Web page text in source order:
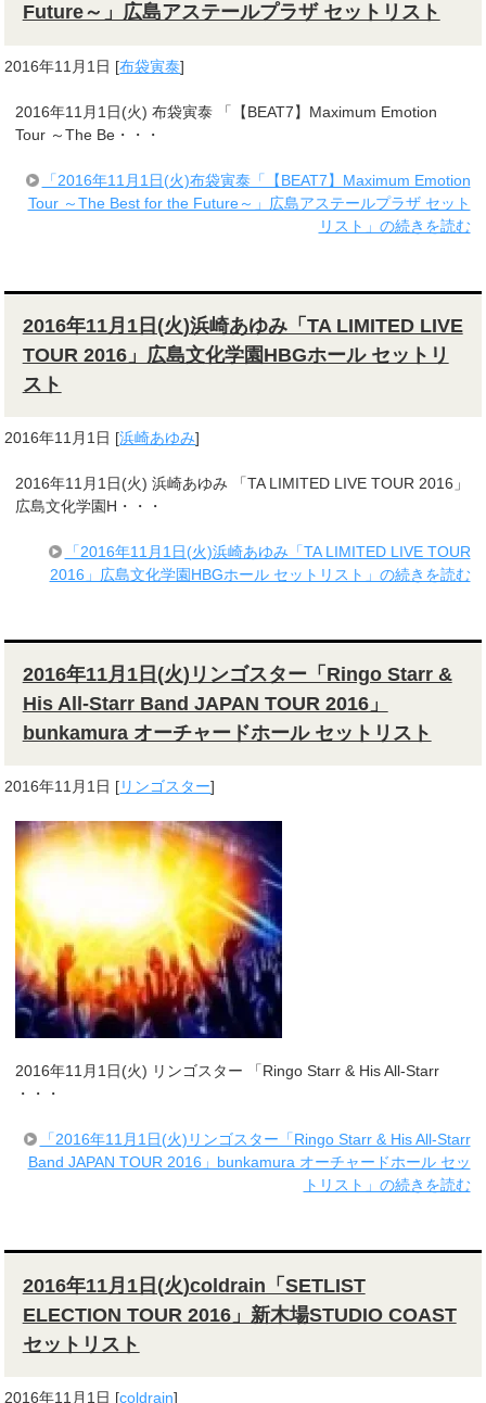
Future～」広島アステールプラザ セットリスト
2016年11月1日 [布袋寅泰]
2016年11月1日(火) 布袋寅泰 「【BEAT7】Maximum Emotion
Tour ～The Be・・・
「2016年11月1日(火)布袋寅泰「【BEAT7】Maximum Emotion
Tour ～The Best for the Future～」広島アステールプラザ セット
リスト」の続きを読む
2016年11月1日(火)浜崎あゆみ「TA LIMITED LIVE
TOUR 2016」広島文化学園HBGホール セットリ
スト
2016年11月1日 [浜崎あゆみ]
2016年11月1日(火) 浜崎あゆみ 「TA LIMITED LIVE TOUR 2016」
広島文化学園H・・・
「2016年11月1日(火)浜崎あゆみ「TA LIMITED LIVE TOUR
2016」広島文化学園HBGホール セットリスト」の続きを読む
2016年11月1日(火)リンゴスター「Ringo Starr &
His All-Starr Band JAPAN TOUR 2016」
bunkamura オーチャードホール セットリスト
2016年11月1日 [リンゴスター]
2016年11月1日(火) リンゴスター 「Ringo Starr & His All-Starr
・・・
「2016年11月1日(火)リンゴスター「Ringo Starr & His All-Starr
Band JAPAN TOUR 2016」bunkamura オーチャードホール セッ
トリスト」の続きを読む
2016年11月1日(火)coldrain「SETLIST
ELECTION TOUR 2016」新木場STUDIO COAST
セットリスト
2016年11月1日 [coldrain]